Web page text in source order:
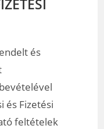
és
és Fizetési
feltételek